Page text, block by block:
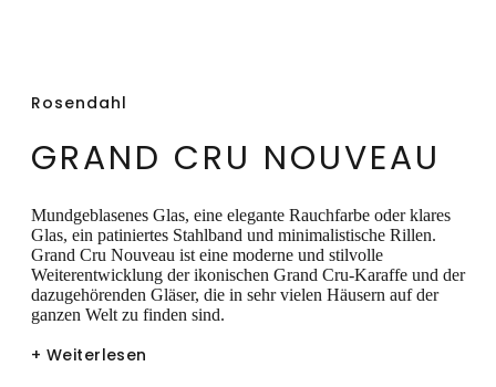
Rosendahl
GRAND CRU NOUVEAU
Mundgeblasenes Glas, eine elegante Rauchfarbe oder klares
Glas, ein patiniertes Stahlband und minimalistische Rillen.
Grand Cru Nouveau ist eine moderne und stilvolle
Weiterentwicklung der ikonischen Grand Cru-Karaffe und der
dazugehörenden Gläser, die in sehr vielen Häusern auf der
ganzen Welt zu finden sind.
+ Weiterlesen